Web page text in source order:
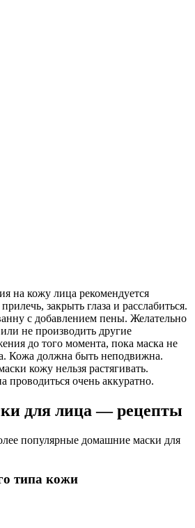
на кожу лица рекомендуется
закрыть глаза и расслабиться.
с добавлением пены. Желательно
не производить другие
до того момента, пока маска не
Кожа должна быть неподвижна.
кожу нельзя растягивать.
проводиться очень аккуратно.
для лица — рецепты
популярные домашние маски для
типа кожи